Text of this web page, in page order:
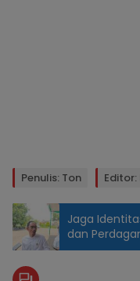
Penulis: Ton Editor:
Jaga
dan